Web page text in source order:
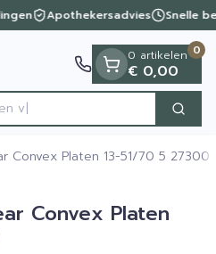
Apothekersadvies Snelle
Zoek
0 artikelen
€ 0,00
0
Convex Platen 13-51/70 5 27300
Convex Platen